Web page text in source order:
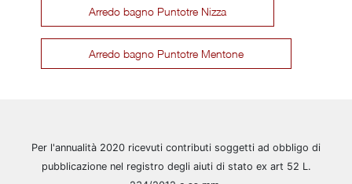
Arredo bagno Puntotre Nizza
Arredo bagno Puntotre Mentone
Per l'annualità 2020 ricevuti contributi soggetti ad obbligo di
pubblicazione nel registro degli aiuti di stato ex art 52 L.